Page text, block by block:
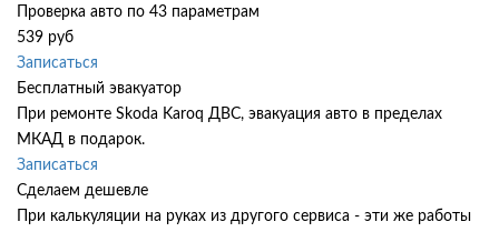
Проверка авто по 43 параметрам
539 руб
Записаться
Бесплатный эвакуатор
При ремонте Skoda Karoq ДВС, эвакуация авто в пределах
МКАД в подарок.
Записаться
Сделаем дешевле
При калькуляции на руках из другого сервиса - эти же работы